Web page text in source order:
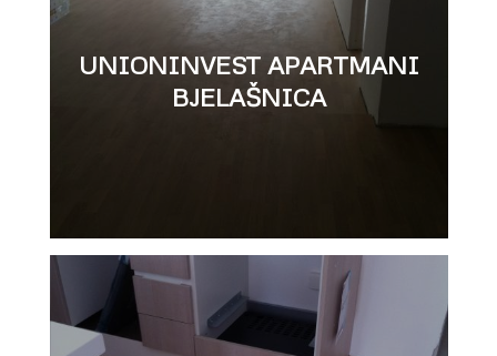
UNIONINVEST APARTMANI
BJELAŠNICA